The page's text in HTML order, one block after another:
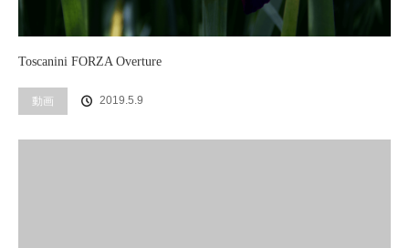
Toscanini FORZA Overture
動画 2019.5.9